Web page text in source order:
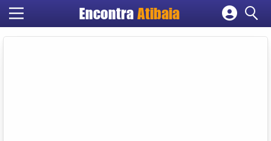
Encontra Atibaia
Cadastrar empresa